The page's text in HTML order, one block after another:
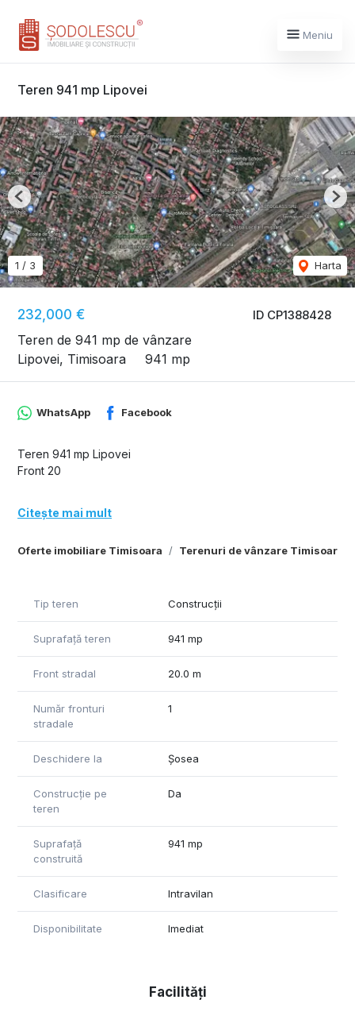
Meniu
Teren 941 mp Lipovei
ID CP1388428
232,000 €
Teren de 941 mp de vânzare
Lipovei, Timisoara
941 mp
1 / 3 Harta
Previous
Oferte imobiliare Timisoara Terenuri de vânzare Timisoara
WhatsApp Facebook
Teren 941 mp Lipovei
Front 20
Citește mai mult
Tip teren Construcții
Suprafață teren 941 mp
Front stradal 20.0 m
Număr fronturi
stradale
1
Deschidere la Șosea
Construcție pe
teren
Da
Suprafață
construită
941 mp
Clasificare Intravilan
Disponibilitate Imediat
Facilități